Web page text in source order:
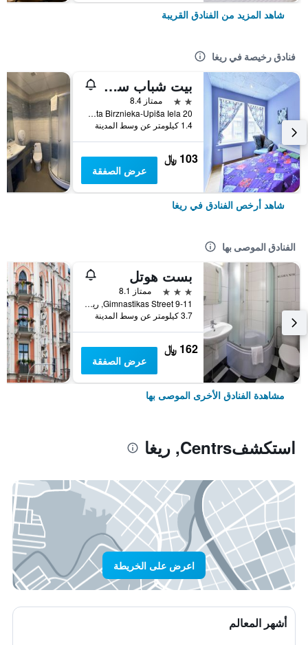
شاهد المزيد من الفنادق القريبة
فنادق رخيصة في ريغا
بيت شباب سنترال
2 نجمتين
ممتاز 8.4
20 Ernesta Birznieka-Upiša Iela, ريغا, لاتفيا
1.4 كيلومتر عن وسط المدينة
103 ﷼
عرض الصفقة
شاهد أرخص الفنادق في ريغا
الفنادق الموصى بها
بست هوتل
3 نجوم
ممتاز 8.1
9-11 Gimnastikas Street, ريغا, لاتفيا
3.7 كيلومتر عن وسط المدينة
162 ﷼
عرض الصفقة
مشاهدة الفنادق الأخرى الموصى بها
استكشفCentrs, ريغا
اعرض على الخريطة
أشهر المعالم